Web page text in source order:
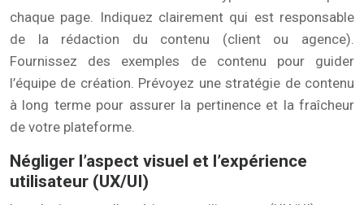
chaque page. Indiquez clairement qui est responsable
de la rédaction du contenu (client ou agence).
Fournissez des exemples de contenu pour guider
l’équipe de création. Prévoyez une stratégie de contenu
à long terme pour assurer la pertinence et la fraîcheur
de votre plateforme.
Négliger l’aspect visuel et l’expérience
utilisateur (UX/UI)